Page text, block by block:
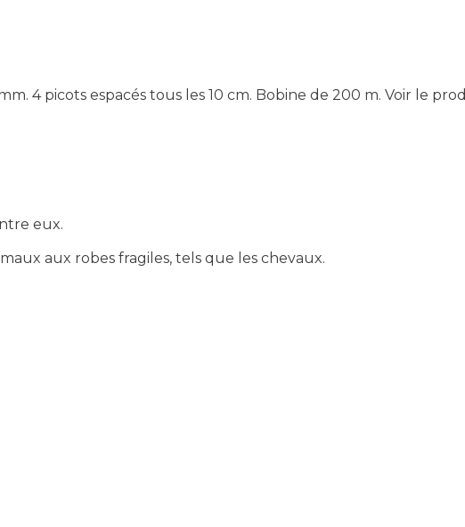
4 picots espacés tous les 10 cm. Bobine de 200 m. Voir le
eux.
aux robes fragiles, tels que les chevaux.